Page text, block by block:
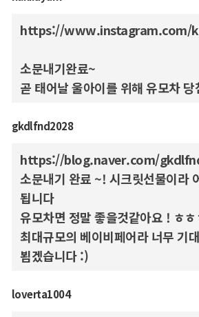
https://www.instagram.com/
소문내기완료~
곧 태어날 울아이를 위해 유모차
gkdlfnd2028
https://blog.naver.com/
소문내기 완료 ~! 시크릿선물이라
됩니다
유모차면 정말 좋을것같아요 ! ㅎㅎ
최대규모의 베이비페어라 너무 기
뵙겠습니다 :)
loverta1004